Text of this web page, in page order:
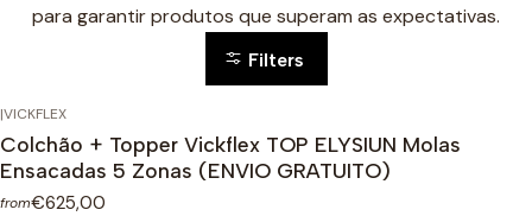
para garantir produtos que superam as expectativas.
Filters
|VICKFLEX
Colchão + Topper Vickflex TOP ELYSIUN Molas
Ensacadas 5 Zonas (ENVIO GRATUITO)
from€625,00